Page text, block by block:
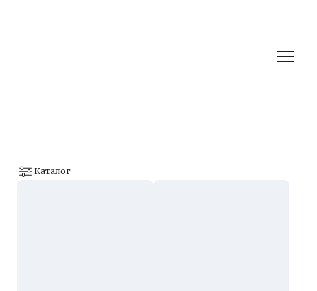
Каталог